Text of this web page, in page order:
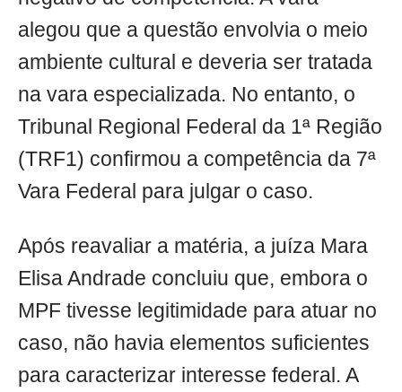
alegou que a questão envolvia o meio
ambiente cultural e deveria ser tratada
na vara especializada. No entanto, o
Tribunal Regional Federal da 1ª Região
(TRF1) confirmou a competência da 7ª
Vara Federal para julgar o caso.
Após reavaliar a matéria, a juíza Mara
Elisa Andrade concluiu que, embora o
MPF tivesse legitimidade para atuar no
caso, não havia elementos suficientes
para caracterizar interesse federal. A